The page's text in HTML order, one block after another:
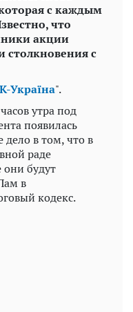
с каждым
что
акции
столкновения с
Україна".
утра под
появилась
дело в том, что в
раде
они будут
в
кодекс.